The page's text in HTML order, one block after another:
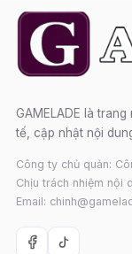
GAMELADE là
tế, cập nhật nội
Công ty chủ quản:
Chịu trách nhiệm nội
Email: